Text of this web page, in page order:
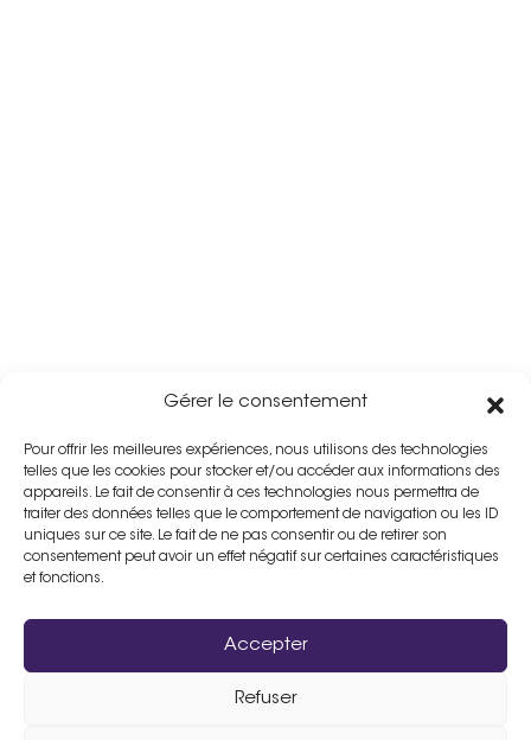
Gérer le consentement
Pour offrir les meilleures expériences, nous utilisons des technologies
telles que les cookies pour stocker et/ou accéder aux informations des
appareils. Le fait de consentir à ces technologies nous permettra de
traiter des données telles que le comportement de navigation ou les ID
uniques sur ce site. Le fait de ne pas consentir ou de retirer son
consentement peut avoir un effet négatif sur certaines caractéristiques
et fonctions.
Accepter
Refuser